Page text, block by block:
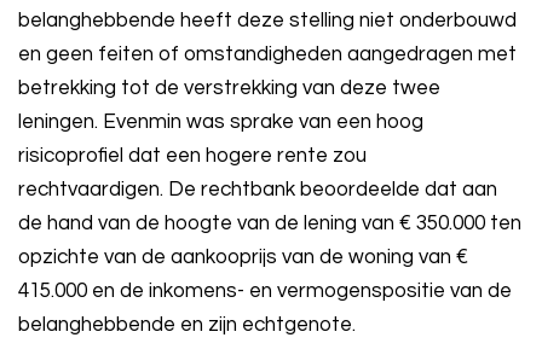
belanghebbende heeft deze stelling niet onderbouwd
en geen feiten of omstandigheden aangedragen met
betrekking tot de verstrekking van deze twee
leningen. Evenmin was sprake van een hoog
risicoprofiel dat een hogere rente zou
rechtvaardigen. De rechtbank beoordeelde dat aan
de hand van de hoogte van de lening van € 350.000 ten
opzichte van de aankooprijs van de woning van €
415.000 en de inkomens- en vermogenspositie van de
belanghebbende en zijn echtgenote.